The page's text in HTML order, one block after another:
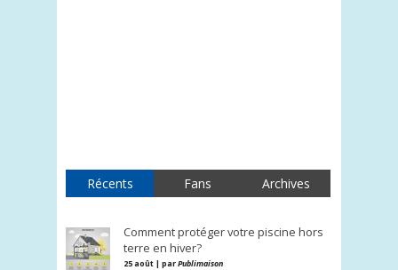
Récents Fans Archives
Comment protéger votre piscine hors
terre en hiver?
25 août | parPublimaison